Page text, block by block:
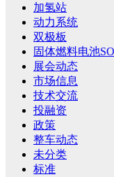
加氢站
动力系统
双极板
固体燃料电池
展会动态
市场信息
技术交流
投融资
政策
整车动态
未分类
标准